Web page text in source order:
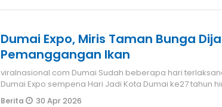
Dumai Expo, Miris Taman Bunga
Pemanggangan Ikan
viralnasional.com Dumai Sudah beberapa hari terlaksana kegiatan
Dumai Expo sempena Hari Jadi Kota Dumai ke27 tahun
selalu m
Berita 30 Apr 2026